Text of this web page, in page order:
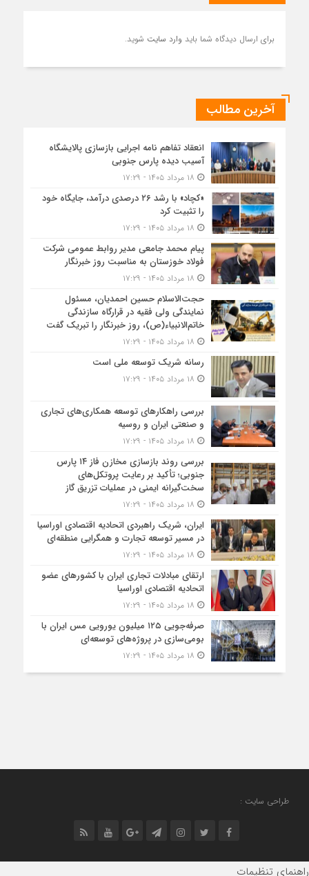
برای ارسال دیدگاه شما باید وارد سایت شوید.
آخرین مطالب
انعقاد تفاهم نامه اجرایی بازسازی پالایشگاه
آسیب دیده پارس جنوبی
«کچاد» با رشد ۲۶ درصدی درآمد، جایگاه خود
را تثبیت کرد
پیام محمد جامعی مدیر روابط عمومی شرکت
فولاد خوزستان به مناسبت روز خبرنگار
حجت‌الاسلام حسین احمدیان، مسئول
نمایندگی ولی فقیه در قرارگاه سازندگی
خاتم‌الانبیاء(ص)، روز خبرنگار را تبریک گفت
رسانه شریک توسعه ملی است
بررسی راهکارهای توسعه همکاری‌های تجاری
و صنعتی ایران و روسیه
بررسی روند بازسازی مخازن فاز ۱۴ پارس
جنوبی؛ تأکید بر رعایت پروتکل‌های
سخت‌گیرانه ایمنی در عملیات تزریق گاز
ایران، شریک راهبردی اتحادیه اقتصادی اوراسیا
در مسیر توسعه تجارت و همگرایی منطقه‌ای
ارتقای مبادلات تجاری ایران با کشورهای عضو
اتحادیه اقتصادی اوراسیا
صرفه‌جویی ۱۲۵ میلیون یورویی مس ایران با
بومی‌سازی در پروژه‌های توسعه‌ای
طراحی سایت :
راهنمای تنظیمات